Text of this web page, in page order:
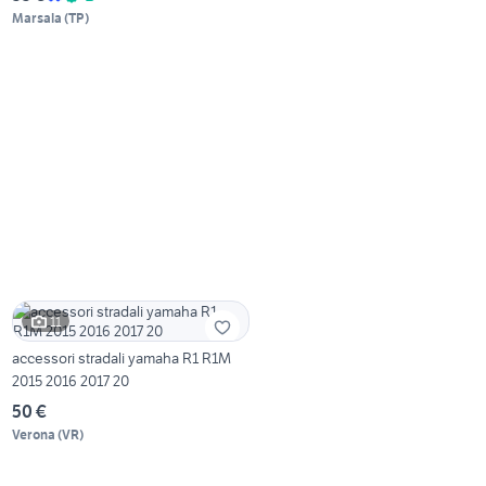
Marsala (TP)
11
accessori stradali yamaha R1 R1M
2015 2016 2017 20
50 €
Verona (VR)